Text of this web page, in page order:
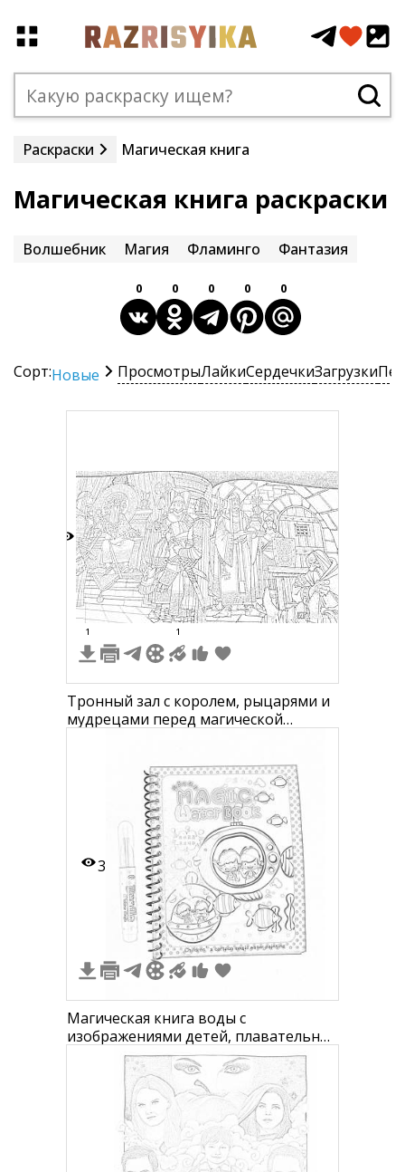
Раскраски Магическая книга
Магическая книга раскраски
Волшебник Магия Фламинго Фантазия
0 0 0 0 0
Сорт:Новые ПросмотрыЛайкиСердечкиЗагрузки
1 1
Тронный зал с королем, рыцарями и
мудрецами перед магической
3
Магическая книга воды с
изображениями детей, плавательных
трубок, рыбы и растительности на
обложке.